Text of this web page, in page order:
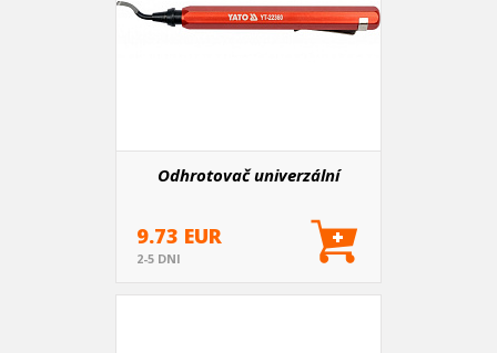
Odhrotovač univerzální
9.73 EUR
2-5 DNI